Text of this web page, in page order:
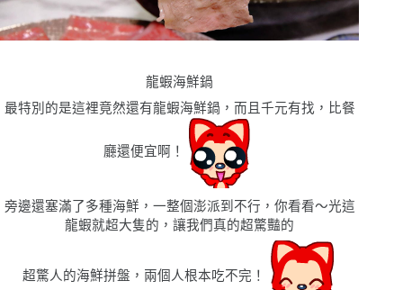
龍蝦海鮮鍋
最特別的是這裡竟然還有龍蝦海鮮鍋，而且千元有找，比餐
廳還便宜啊！
旁邊還塞滿了多種海鮮，一整個澎派到不行，你看看〜光這
龍蝦就超大隻的，讓我們真的超驚豔的
超驚人的海鮮拼盤，兩個人根本吃不完！